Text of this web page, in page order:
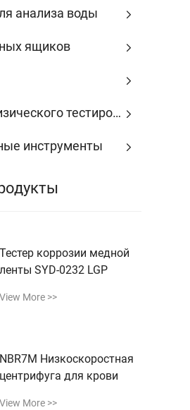
анализа воды
ящиков
Инструменты физического тестирования
инструменты
Тестер коррозии медной
ленты SYD-0232 LGP
View More >>
NBR7M Низкоскоростная
центрифуга для крови
View More >>